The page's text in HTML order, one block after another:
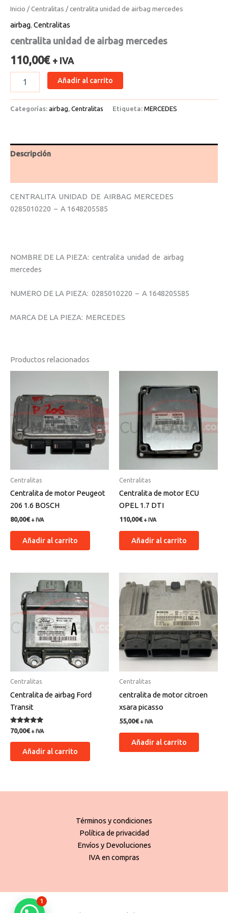
Inicio /Centralitas / centralita unidad de airbag mercedes
airbag, Centralitas
centralita unidad de airbag mercedes
110,00€ + IVA
Añadir al carrito
Categorías: airbag, Centralitas Etiqueta: MERCEDES
Descripción
CENTRALITA UNIDAD DE AIRBAG MERCEDES
0285010220 – A 1648205585
NOMBRE DE LA PIEZA: centralita unidad de airbag
mercedes
NUMERO DE LA PIEZA: 0285010220 – A 1648205585
MARCA DE LA PIEZA: MERCEDES
Productos relacionados
Centralitas
Centralita de motor Peugeot
206 1.6 BOSCH
80,00€ + IVA
Añadir al carrito
Centralitas
Centralita de motor ECU
OPEL 1.7 DTI
110,00€ + IVA
Añadir al carrito
Centralitas
Centralita de airbag Ford
Transit
Valorado
con
5.00
70,00€ + IVA
Añadir al carrito
Centralitas
centralita de motor citroen
xsara picasso
55,00€ + IVA
Añadir al carrito
Términos y condiciones
Política de privacidad
Envíos y Devoluciones
IVA en compras
1